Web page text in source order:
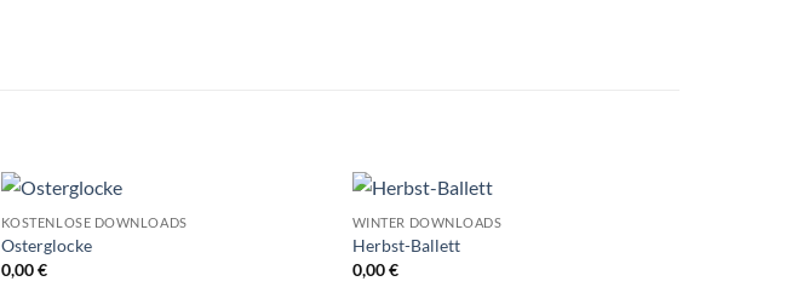
KOSTENLOSE DOWNLOADS
Osterglocke
0,00€
WINTER DOWNLOADS
Herbst-Ballett
0,00€